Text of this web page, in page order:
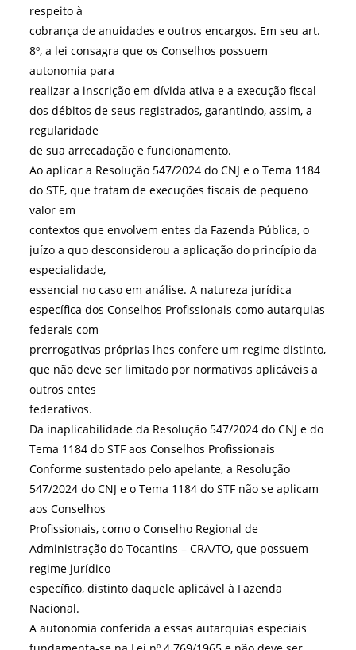
respeito à
cobrança de anuidades e outros encargos. Em seu art.
8º, a lei consagra que os Conselhos possuem
autonomia para
realizar a inscrição em dívida ativa e a execução fiscal
dos débitos de seus registrados, garantindo, assim, a
regularidade
de sua arrecadação e funcionamento.
Ao aplicar a Resolução 547/2024 do CNJ e o Tema 1184
do STF, que tratam de execuções fiscais de pequeno
valor em
contextos que envolvem entes da Fazenda Pública, o
juízo a quo desconsiderou a aplicação do princípio da
especialidade,
essencial no caso em análise. A natureza jurídica
específica dos Conselhos Profissionais como autarquias
federais com
prerrogativas próprias lhes confere um regime distinto,
que não deve ser limitado por normativas aplicáveis a
outros entes
federativos.
Da inaplicabilidade da Resolução 547/2024 do CNJ e do
Tema 1184 do STF aos Conselhos Profissionais
Conforme sustentado pelo apelante, a Resolução
547/2024 do CNJ e o Tema 1184 do STF não se aplicam
aos Conselhos
Profissionais, como o Conselho Regional de
Administração do Tocantins – CRA/TO, que possuem
regime jurídico
específico, distinto daquele aplicável à Fazenda
Nacional.
A autonomia conferida a essas autarquias especiais